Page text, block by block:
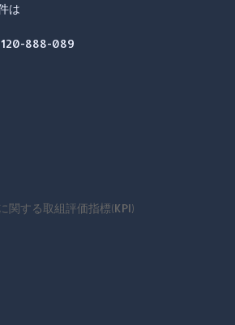
は
888-089
関する取組評価指標(KPI)